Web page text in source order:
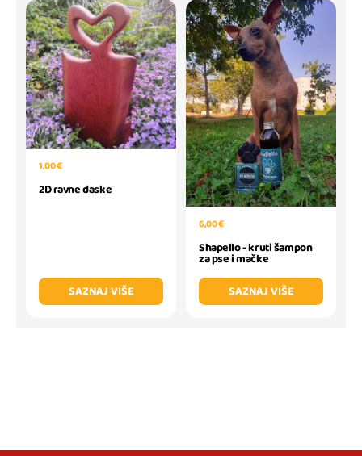
1,00 €
2D ravne daske
SAZNAJ VIŠE
6,00 €
Shapello - kruti šampon
za pse i mačke
SAZNAJ VIŠE